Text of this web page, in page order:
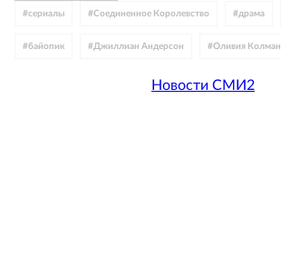
#сериалы #Соединенное Королевство # драма
#байопик # Джиллиан Андерсон #Оливия Колман
Новости СМИ2